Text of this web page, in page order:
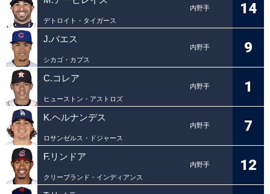
内野手
デトロイト・タイガース
14
J.バエス
内野手
シカゴ・カブス
9
C.コレア
内野手
ヒューストン・アストロズ
1
K.ヘルナンデス
内野手
ロサンゼルス・ドジャース
7
F.リンドア
内野手
クリーブランド・インディアンス
12